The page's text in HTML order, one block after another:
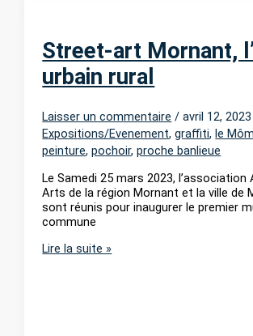
Street-art Mornant,
urbain rural
Laisser un commentaire /avril 12,
Expositions/Evenement,graffiti,le
peinture,pochoir,proche banlieue
Le Samedi 25 mars 2023, l’association
Arts de la région Mornant et la ville de
sont réunis pour inaugurer le premier
commune
Street-
Lire la suite »